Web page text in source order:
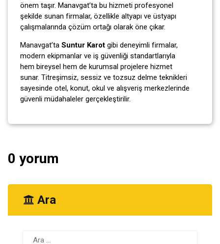
önem taşır. Manavgat’ta bu hizmeti profesyonel
şekilde sunan firmalar, özellikle altyapı ve üstyapı
çalışmalarında çözüm ortağı olarak öne çıkar.
Manavgat’ta Suntur Karot gibi deneyimli firmalar,
modern ekipmanlar ve iş güvenliği standartlarıyla
hem bireysel hem de kurumsal projelere hizmet
sunar. Titreşimsiz, sessiz ve tozsuz delme teknikleri
sayesinde otel, konut, okul ve alışveriş merkezlerinde
güvenli müdahaleler gerçekleştirilir.
0 yorum
Ara
Arama: